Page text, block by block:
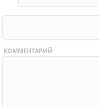
КОММЕНТАРИЙ